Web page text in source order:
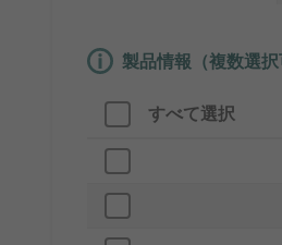
製品情報（複数選
すべて選択